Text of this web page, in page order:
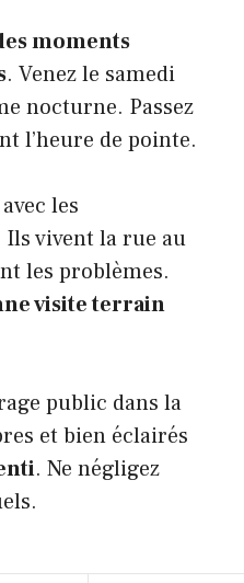
moments
. Venez le samedi
nocturne. Passez
l’heure de pointe.
les
vivent la rue au
les problèmes.
visite terrain
public dans la
et bien éclairés
. Ne négligez